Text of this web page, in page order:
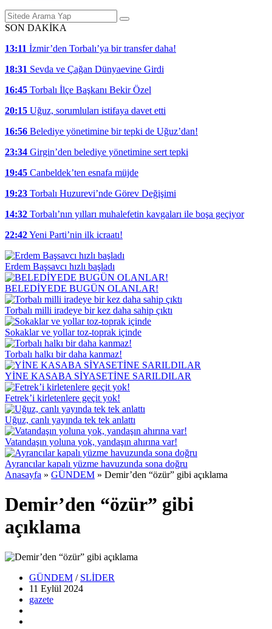
SON DAKİKA
13:11 İzmir’den Torbalı’ya bir transfer daha!
18:31 Sevda ve Çağan Dünyaevine Girdi
16:45 Torbalı İlçe Başkanı Bekir Özel
20:15 Uğuz, sorumluları istifaya davet etti
16:56 Belediye yönetimine bir tepki de Uğuz’dan!
23:34 Girgin’den belediye yönetimine sert tepki
19:45 Canbeldek’ten esnafa müjde
19:23 Torbalı Huzurevi’nde Görev Değişimi
14:32 Torbalı’nın yılları muhalefetin kavgaları ile boşa geçiyor
22:42Yeni Parti’nin ilk icraatı!
Erdem Başsavcı hızlı başladı
BELEDİYEDE BUGÜN OLANLAR!
Torbalı milli iradeye bir kez daha sahip çıktı
Sokaklar ve yollar toz-toprak içinde
Torbalı halkı bir daha kanmaz!
YİNE KASABA SİYASETİNE SARILDILAR
Fetrek’i kirletenlere geçit yok!
Uğuz, canlı yayında tek tek anlattı
Vatandaşın yoluna yok, yandaşın ahırına var!
Ayrancılar kapalı yüzme havuzunda sona doğru
Anasayfa » GÜNDEM » Demir’den “özür” gibi açıklama
Demir’den “özür” gibi
açıklama
GÜNDEM / SLİDER
11 Eylül 2024
gazete